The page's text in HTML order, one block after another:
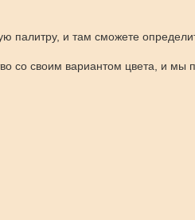
и там сможете
со своим вариантом цвета, и мы